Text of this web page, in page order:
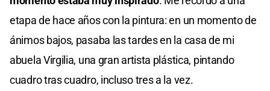
etapa de hace años con la pintura: en un momento de
ánimos bajos, pasaba las tardes en la casa de mi
abuela Virgilia, una gran artista plástica, pintando
cuadro tras cuadro, incluso tres a la vez.